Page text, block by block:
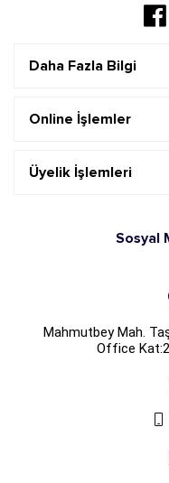
Daha Fazla Bilgi
Online İşlemler
Üyelik İşlemleri
Sosyal
Mahmutbey Mah.
Office